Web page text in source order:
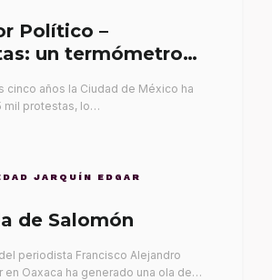
Político –
un termómetro
cinco años la Ciudad de México ha
mil protestas, lo…
JARQUÍN EDGAR
de Salomón
periodista Francisco Alejandro
en Oaxaca ha generado una ola de…